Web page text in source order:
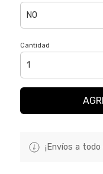
Cantidad
¡Envíos a todo